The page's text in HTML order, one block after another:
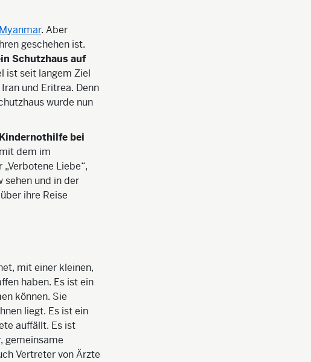
. Aber
geschehen ist.
Schutzhaus auf
ist seit langem Ziel
und Eritrea. Denn
wurde nun
bei
dem im
Liebe“,
sehen und in der
ihre Reise
mit einer kleinen,
haben. Es ist ein
können. Sie
liegt. Es ist ein
auffällt. Es ist
gemeinsame
Vertreter von Ärzte